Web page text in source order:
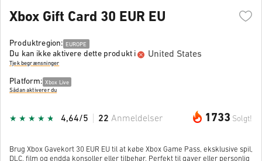
Xbox Gift Card 30 EUR EU
Produktregion: EUROPE
Du kan ikke aktivere dette produkt i United States
Tjek begrænsninger
Platform: Xbox Live
Sådan aktiverer du
1733 Solgt!
4,64/5 22 Anmeldelser
Brug Xbox Gavekort 30 EUR EU til at købe Xbox Game Pass, eksklusive spil,
DLC, film og endda konsoller eller tilbehør. Perfekt til gaver eller personlig